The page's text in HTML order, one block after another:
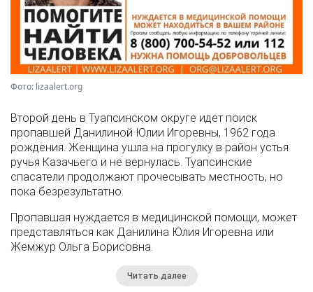
Фото: lizaalert.org
Второй день в Туапсинском округе идет поиск
пропавшей Данилиной Юлии Игоревны, 1962 года
рождения. Женщина ушла на прогулку в район устья
ручья Казачьего и не вернулась. Туапсинские
спасатели продолжают прочесывать местность, но
пока безрезультатно.
Пропавшая нуждается в медицинской помощи, может
представляться как Данилина Юлия Игоревна или
Жемжур Ольга Борисовна.
Читать далее